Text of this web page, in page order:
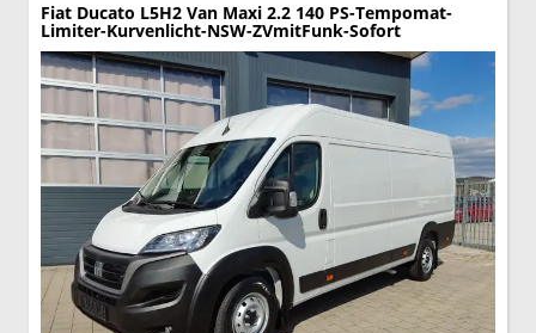
Fiat Ducato L5H2 Van Maxi 2.2 140 PS-Tempomat-
Limiter-Kurvenlicht-NSW-ZVmitFunk-Sofort